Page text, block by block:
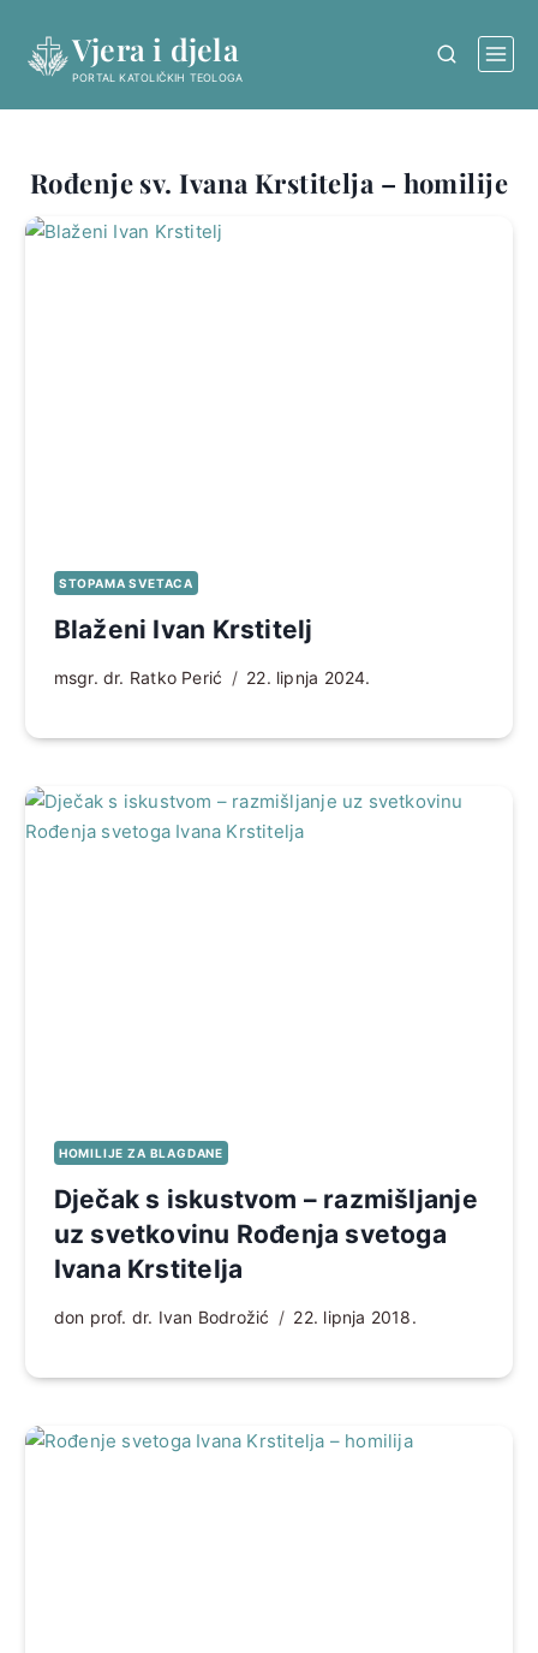
content
Vjera i djela
PORTAL KATOLIČKIH TEOLOGA
Rođenje sv. Ivana Krstitelja – homilije
STOPAMA SVETACA
Blaženi Ivan Krstitelj
msgr. dr. Ratko Perić 22. lipnja 2024.
HOMILIJE ZA BLAGDANE
Dječak s iskustvom – razmišljanje
uz svetkovinu Rođenja svetoga
Ivana Krstitelja
don prof. dr. Ivan Bodrožić 22. lipnja 2018.